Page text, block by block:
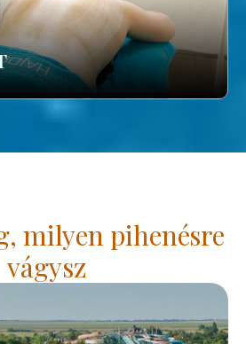
milyen pihenésre
vágysz